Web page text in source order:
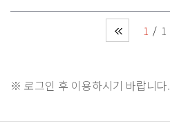
1 1
※ 로그인 후 이용하시기 바랍니다.